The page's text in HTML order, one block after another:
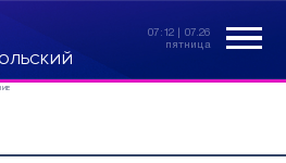
07:12 | 07.26
пятница